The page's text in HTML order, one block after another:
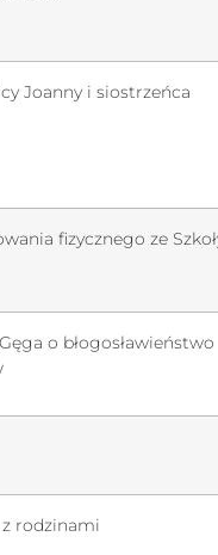
Joanny i siostrzeńca
fizycznego ze
Gęga o błogosławieństwo
rodzinami